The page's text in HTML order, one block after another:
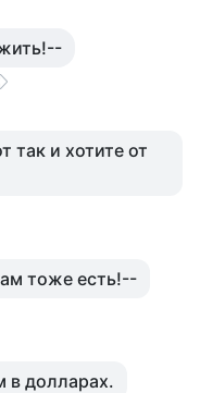
так и хотите от
тоже есть!--
в долларах.